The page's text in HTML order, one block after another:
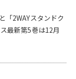
「2WAYスタンドク
最新第5巻は12月